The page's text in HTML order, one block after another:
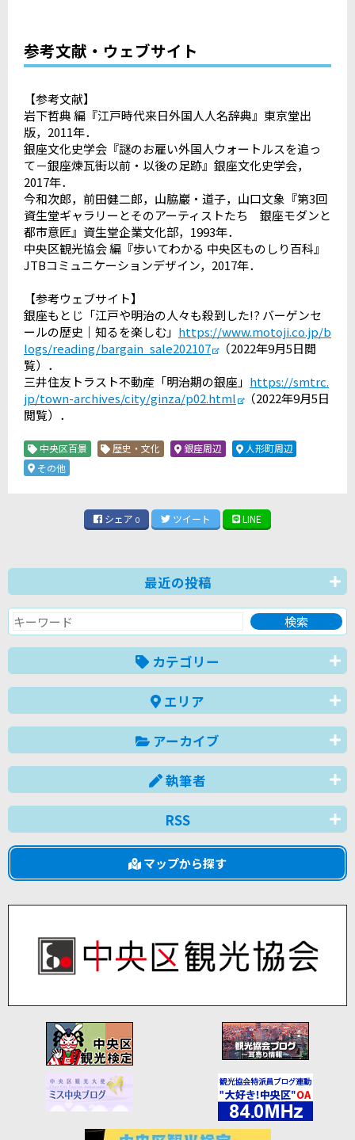
参考文献・ウェブサイト
【参考文献】
岩下哲典 編『江戸時代来日外国人人名辞典』東京堂出
版，2011年．
銀座文化史学会『謎のお雇い外国人ウォートルスを追っ
て－銀座煉瓦街以前・以後の足跡』銀座文化史学会，
2017年．
今和次郎，前田健二郎，山脇巖・道子，山口文象『第3回
資生堂ギャラリーとそのアーティストたち 銀座モダンと
都市意匠』資生堂企業文化部，1993年．
中央区観光協会 編『歩いてわかる 中央区ものしり百科』
JTBコミュニケーションデザイン，2017年．
【参考ウェブサイト】
銀座もとじ「江戸や明治の人々も殺到した!? バーゲンセ
ールの歴史｜知るを楽しむ」 https://www.motoji.co.jp/b
logs/reading/bargain_sale202107 （2022年9月5日閲
覧）．
三井住友トラスト不動産「明治期の銀座」 https://smtrc.
jp/town-archives/city/ginza/p02.html （2022年9月5日
閲覧）．
中央区百景 歴史・文化 銀座周辺
人形町周辺
その他
シェア 0 ツイート LINE
最近の投稿
カテゴリー
エリア
アーカイブ
執筆者
RSS
マップから探す